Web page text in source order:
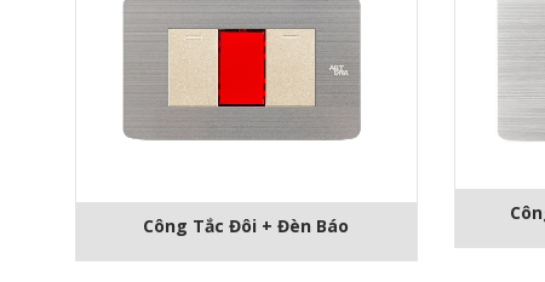
Công Tắc Đôi + Đèn Báo